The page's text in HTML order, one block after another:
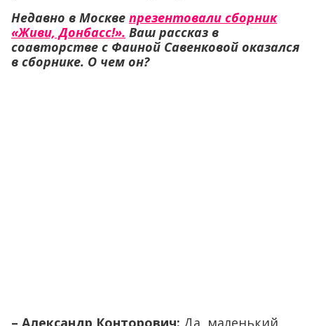
Недавно в Москве презентовали сборник
«Живи, Донбасс!». Ваш рассказ в
соавторстве с Фаиной Савенковой оказался
в сборнике. О чем он?